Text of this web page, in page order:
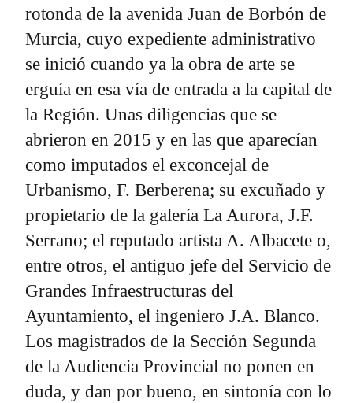
rotonda de la avenida Juan de Borbón de
Murcia, cuyo expediente administrativo
se inició cuando ya la obra de arte se
erguía en esa vía de entrada a la capital de
la Región. Unas diligencias que se
abrieron en 2015 y en las que aparecían
como imputados el exconcejal de
Urbanismo, F. Berberena; su excuñado y
propietario de la galería La Aurora, J.F.
Serrano; el reputado artista A. Albacete o,
entre otros, el antiguo jefe del Servicio de
Grandes Infraestructuras del
Ayuntamiento, el ingeniero J.A. Blanco.
Los magistrados de la Sección Segunda
de la Audiencia Provincial no ponen en
duda, y dan por bueno, en sintonía con lo